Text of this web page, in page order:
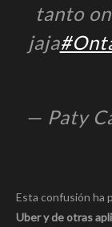
tanto
jaja
— Paty
Esta confusión ha
Uber y de otras